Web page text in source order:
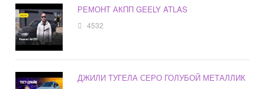
РЕМОНТ АКПП GEELY ATLAS
4532
ДЖИЛИ ТУГЕЛА СЕРО ГОЛУБОЙ МЕТАЛЛИК